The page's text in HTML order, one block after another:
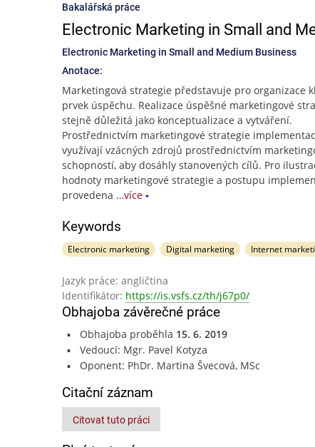
Bakalářská práce
Electronic Marketing in Small and
Electronic Marketing in Small and Medium Business
Anotace:
Marketingová strategie představuje pro organizace
prvek úspěchu. Realizace úspěšné marketingové
stejně důležitá jako konceptualizace a vytváření.
Prostřednictvím marketingové strategie
využívají vzácných zdrojů prostřednictvím
schopností, aby dosáhly stanovených cílů. Pro
hodnoty marketingové strategie a postupu
provedena …více
Keywords
Electronic marketing Digital marketing Internet
Jazyk práce: angličtina
Identifikátor: https://is.vsfs.cz/th/j67p0/
Obhajoba závěrečné práce
Obhajoba proběhla 15. 6. 2019
Vedoucí: Mgr. Pavel Kotyza
Oponent: PhDr. Martina Švecová, MSc
Citační záznam
Citovat tuto práci